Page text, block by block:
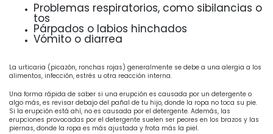
Problemas respiratorios, como sibilancias o
tos
Párpados o labios hinchados
Vómito o diarrea
La urticaria (picazón, ronchas rojas) generalmente se debe a una alergia a los
alimentos, infección, estrés u otra reacción interna.
Una forma rápida de saber si una erupción es causada por un detergente o
algo más, es revisar debajo del pañal de tu hijo, donde la ropa no toca su pie.
Si la erupción está ahí, no es causada por el detergente. Además, las
erupciones provocadas por el detergente suelen ser peores en los brazos y las
piernas, donde la ropa es más ajustada y frota más la piel.